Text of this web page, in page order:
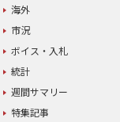
海外
市況
ボイス・入札
統計
週間サマリー
特集記事